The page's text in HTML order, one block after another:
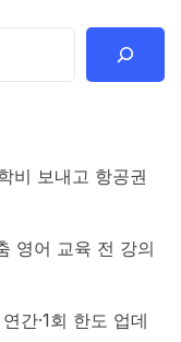
비 보내고 항공권
영어 교육 전 강의
간·1회 한도 업데